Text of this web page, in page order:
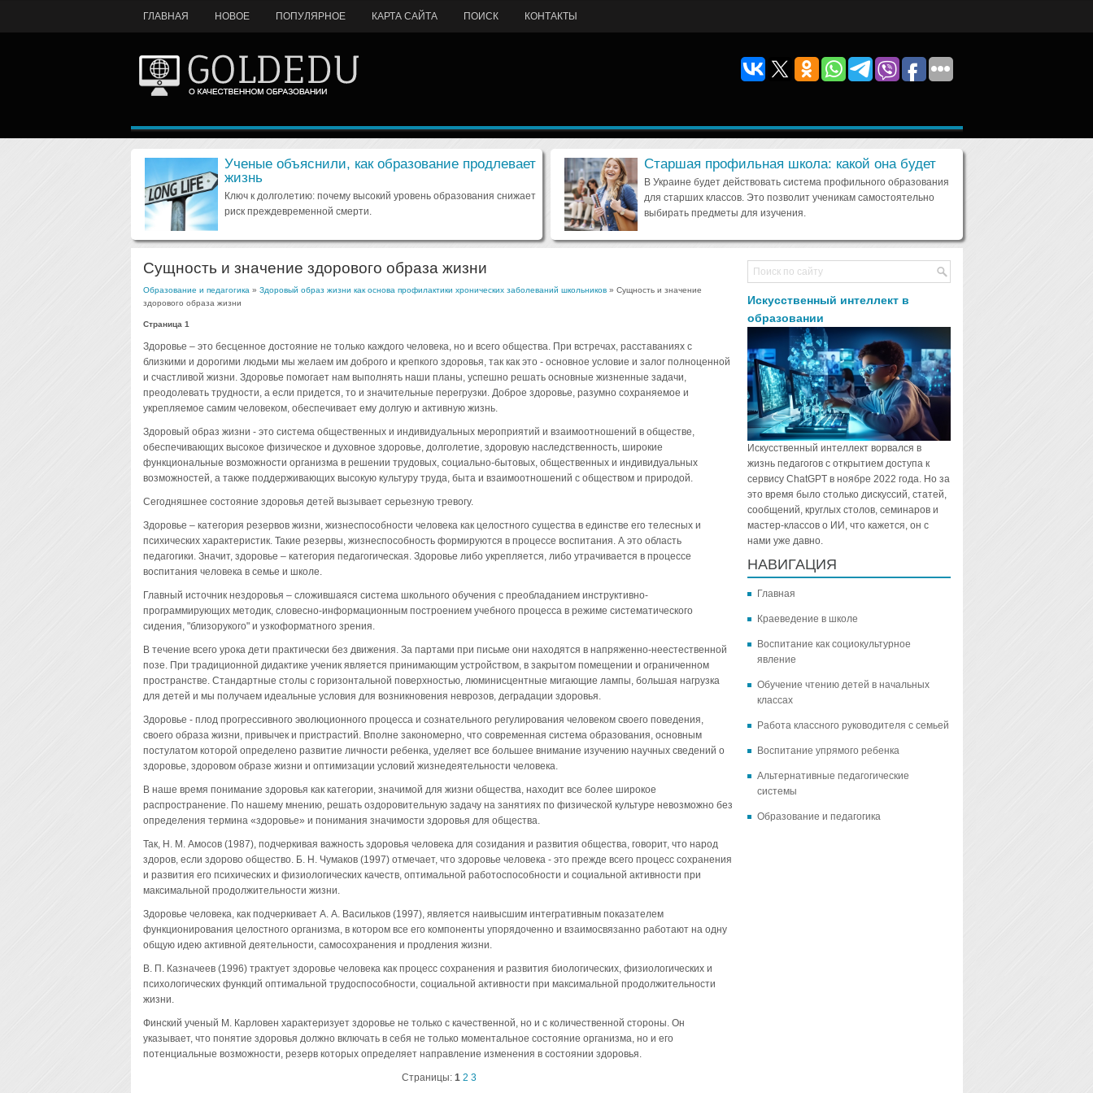
ГЛАВНАЯ НОВОЕ ПОПУЛЯРНОЕ КАРТА САЙТА ПОИСК КОНТАКТЫ
Ученые объяснили, как образование продлевает
жизнь
Ключ к долголетию: почему высокий уровень образования снижает
риск преждевременной смерти.
Старшая профильная школа: какой она будет
В Украине будет действовать система профильного образования
для старших классов. Это позволит ученикам самостоятельно
выбирать предметы для изучения.
Сущность и значение здорового образа жизни
Образование и педагогика » Здоровый образ жизни как основа профилактики хронических заболеваний школьников» Сущность и значение
здорового образа жизни
Страница 1
Здоровье – это бесценное достояние не только каждого человека, но и всего общества. При встречах, расставаниях с
близкими и дорогими людьми мы желаем им доброго и крепкого здоровья, так как это - основное условие и залог полноценной
и счастливой жизни. Здоровье помогает нам выполнять наши планы, успешно решать основные жизненные задачи,
преодолевать трудности, а если придется, то и значительные перегрузки. Доброе здоровье, разумно сохраняемое и
укрепляемое самим человеком, обеспечивает ему долгую и активную жизнь.
Здоровый образ жизни - это система общественных и индивидуальных мероприятий и взаимоотношений в обществе,
обеспечивающих высокое физическое и духовное здоровье, долголетие, здоровую наследственность, широкие
функциональные возможности организма в решении трудовых, социально-бытовых, общественных и индивидуальных
возможностей, а также поддерживающих высокую культуру труда, быта и взаимоотношений с обществом и природой.
Сегодняшнее состояние здоровья детей вызывает серьезную тревогу.
Здоровье – категория резервов жизни, жизнеспособности человека как целостного существа в единстве его телесных и
психических характеристик. Такие резервы, жизнеспособность формируются в процессе воспитания. А это область
педагогики. Значит, здоровье – категория педагогическая. Здоровье либо укрепляется, либо утрачивается в процессе
воспитания человека в семье и школе.
Главный источник нездоровья – сложившаяся система школьного обучения с преобладанием инструктивно-
программирующих методик, словесно-информационным построением учебного процесса в режиме систематического
сидения, "близорукого" и узкоформатного зрения.
В течение всего урока дети практически без движения. За партами при письме они находятся в напряженно-неестественной
позе. При традиционной дидактике ученик является принимающим устройством, в закрытом помещении и ограниченном
пространстве. Стандартные столы с горизонтальной поверхностью, люминисцентные мигающие лампы, большая нагрузка
для детей и мы получаем идеальные условия для возникновения неврозов, деградации здоровья.
Здоровье - плод прогрессивного эволюционного процесса и сознательного регулирования человеком своего поведения,
своего образа жизни, привычек и пристрастий. Вполне закономерно, что современная система образования, основным
постулатом которой определено развитие личности ребенка, уделяет все большее внимание изучению научных сведений о
здоровье, здоровом образе жизни и оптимизации условий жизнедеятельности человека.
В наше время понимание здоровья как категории, значимой для жизни общества, находит все более широкое
распространение. По нашему мнению, решать оздоровительную задачу на занятиях по физической культуре невозможно без
определения термина «здоровье» и понимания значимости здоровья для общества.
Так, Н. М. Амосов (1987), подчеркивая важность здоровья человека для созидания и развития общества, говорит, что народ
здоров, если здорово общество. Б. Н. Чумаков (1997) отмечает, что здоровье человека - это прежде всего процесс сохранения
и развития его психических и физиологических качеств, оптимальной работоспособности и социальной активности при
максимальной продолжительности жизни.
Здоровье человека, как подчеркивает А. А. Васильков (1997), является наивысшим интегративным показателем
функционирования целостного организма, в котором все его компоненты упорядоченно и взаимосвязанно работают на одну
общую идею активной деятельности, самосохранения и продления жизни.
В. П. Казначеев (1996) трактует здоровье человека как процесс сохранения и развития биологических, физиологических и
психологических функций оптимальной трудоспособности, социальной активности при максимальной продолжительности
жизни.
Финский ученый М. Карловен характеризует здоровье не только с качественной, но и с количественной стороны. Он
указывает, что понятие здоровья должно включать в себя не только моментальное состояние организма, но и его
потенциальные возможности, резерв которых определяет направление изменения в состоянии здоровья.
Страницы: 1 2 3
Искусственный интеллект в
образовании
Искусственный интеллект ворвался в
жизнь педагогов с открытием доступа к
сервису ChatGPT в ноябре 2022 года. Но за
это время было столько дискуссий, статей,
сообщений, круглых столов, семинаров и
мастер-классов о ИИ, что кажется, он с
нами уже давно.
НАВИГАЦИЯ
Главная
Краеведение в школе
Воспитание как социокультурное
явление
Обучение чтению детей в начальных
классах
Работа классного руководителя с семьей
Воспитание упрямого ребенка
Альтернативные педагогические
системы
Образование и педагогика